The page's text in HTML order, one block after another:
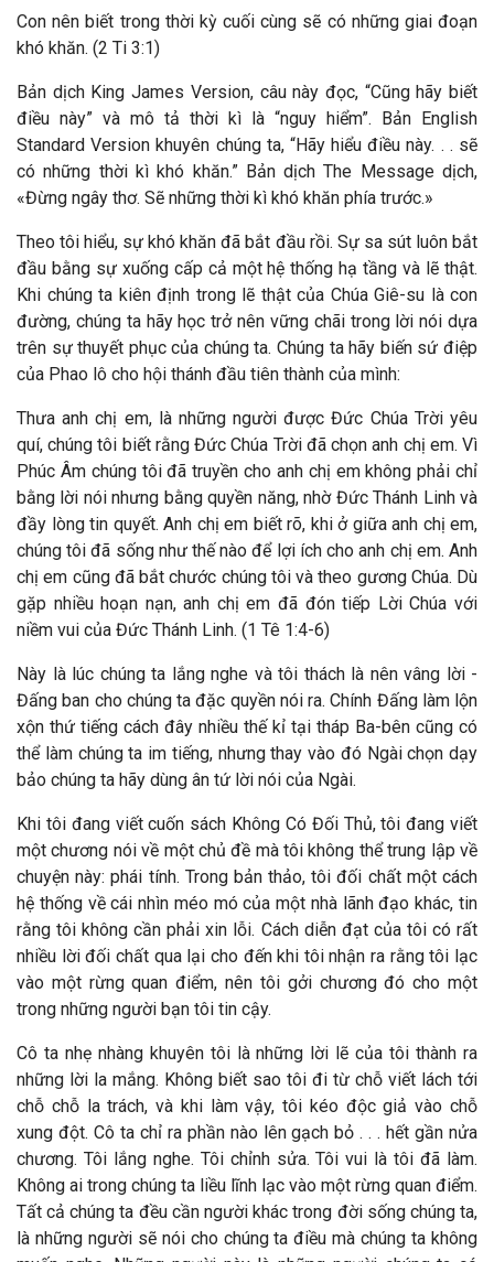
Con nên biết trong thời kỳ cuối cùng sẽ có những giai đoạn
khó khăn. (2 Ti 3:1)
Bản dịch King James Version, câu này đọc, “Cũng hãy biết
điều này” và mô tả thời kì là “nguy hiểm”. Bản English
Standard Version khuyên chúng ta, “Hãy hiểu điều này. . . sẽ
có những thời kì khó khăn.” Bản dịch The Message dịch,
«Đừng ngây thơ. Sẽ những thời kì khó khăn phía trước.»
Theo tôi hiểu, sự khó khăn đã bắt đầu rồi. Sự sa sút luôn bắt
đầu bằng sự xuống cấp cả một hệ thống hạ tầng và lẽ thật.
Khi chúng ta kiên định trong lẽ thật của Chúa Giê-su là con
đường, chúng ta hãy học trở nên vững chãi trong lời nói dựa
trên sự thuyết phục của chúng ta. Chúng ta hãy biến sứ điệp
của Phao lô cho hội thánh đầu tiên thành của mình:
Thưa anh chị em, là những người được Đức Chúa Trời yêu
quí, chúng tôi biết rằng Đức Chúa Trời đã chọn anh chị em. Vì
Phúc Âm chúng tôi đã truyền cho anh chị em không phải chỉ
bằng lời nói nhưng bằng quyền năng, nhờ Đức Thánh Linh và
đầy lòng tin quyết. Anh chị em biết rõ, khi ở giữa anh chị em,
chúng tôi đã sống như thế nào để lợi ích cho anh chị em. Anh
chị em cũng đã bắt chước chúng tôi và theo gương Chúa. Dù
gặp nhiều hoạn nạn, anh chị em đã đón tiếp Lời Chúa với
niềm vui của Đức Thánh Linh. (1 Tê 1:4-6)
Này là lúc chúng ta lắng nghe và tôi thách là nên vâng lời -
Đấng ban cho chúng ta đặc quyền nói ra. Chính Đấng làm lộn
xộn thứ tiếng cách đây nhiều thế kỉ tại tháp Ba-bên cũng có
thể làm chúng ta im tiếng, nhưng thay vào đó Ngài chọn dạy
bảo chúng ta hãy dùng ân tứ lời nói của Ngài.
Khi tôi đang viết cuốn sách Không Có Đối Thủ, tôi đang viết
một chương nói về một chủ đề mà tôi không thể trung lập về
chuyện này: phái tính. Trong bản thảo, tôi đối chất một cách
hệ thống về cái nhìn méo mó của một nhà lãnh đạo khác, tin
rằng tôi không cần phải xin lỗi. Cách diễn đạt của tôi có rất
nhiều lời đối chất qua lại cho đến khi tôi nhận ra rằng tôi lạc
vào một rừng quan điểm, nên tôi gởi chương đó cho một
trong những người bạn tôi tin cậy.
Cô ta nhẹ nhàng khuyên tôi là những lời lẽ của tôi thành ra
những lời la mắng. Không biết sao tôi đi từ chỗ viết lách tới
chỗ chỗ la trách, và khi làm vậy, tôi kéo độc giả vào chỗ
xung đột. Cô ta chỉ ra phần nào lên gạch bỏ . . . hết gần nửa
chương. Tôi lắng nghe. Tôi chỉnh sửa. Tôi vui là tôi đã làm.
Không ai trong chúng ta liều lĩnh lạc vào một rừng quan điểm.
Tất cả chúng ta đều cần người khác trong đời sống chúng ta,
là những người sẽ nói cho chúng ta điều mà chúng ta không